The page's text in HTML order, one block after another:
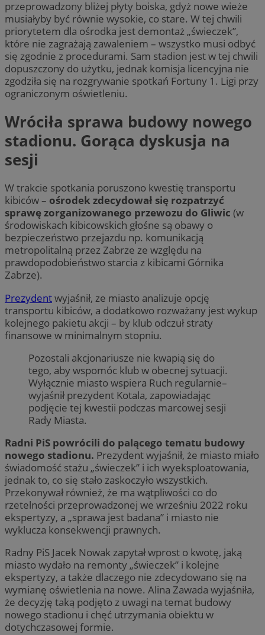
przeprowadzony bliżej płyty boiska, gdyż nowe wieże
musiałyby być równie wysokie, co stare. W tej chwili
priorytetem dla ośrodka jest demontaż „świeczek”,
które nie zagrażają zawaleniem – wszystko musi odbyć
się zgodnie z procedurami. Sam stadion jest w tej chwili
dopuszczony do użytku, jednak komisja licencyjna nie
zgodziła się na rozgrywanie spotkań Fortuny 1. Ligi przy
ograniczonym oświetleniu.
Wróciła sprawa budowy nowego
stadionu. Gorąca dyskusja na
sesji
W trakcie spotkania poruszono kwestię transportu
kibiców – ośrodek zdecydował się rozpatrzyć
sprawę zorganizowanego przewozu do Gliwic (w
środowiskach kibicowskich głośne są obawy o
bezpieczeństwo przejazdu np. komunikacją
metropolitalną przez Zabrze ze względu na
prawdopodobieństwo starcia z kibicami Górnika
Zabrze).
Prezydentwyjaśnił, ze miasto analizuje opcję
transportu kibiców, a dodatkowo rozważany jest wykup
kolejnego pakietu akcji – by klub odczuł straty
finansowe w minimalnym stopniu.
Pozostali akcjonariusze nie kwapią się do
tego, aby wspomóc klub w obecnej sytuacji.
Wyłącznie miasto wspiera Ruch regularnie–
wyjaśnił prezydent Kotala, zapowiadając
podjęcie tej kwestii podczas marcowej sesji
Rady Miasta.
Radni PiS powrócili do palącego tematu budowy
nowego stadionu. Prezydent wyjaśnił, że miasto miało
świadomość stażu „świeczek” i ich wyeksploatowania,
jednak to, co się stało zaskoczyło wszystkich.
Przekonywał również, że ma wątpliwości co do
rzetelności przeprowadzonej we wrześniu 2022 roku
ekspertyzy, a „sprawa jest badana” i miasto nie
wyklucza konsekwencji prawnych.
Radny PiS Jacek Nowak zapytał wprost o kwotę, jaką
miasto wydało na remonty „świeczek” i kolejne
ekspertyzy, a także dlaczego nie zdecydowano się na
wymianę oświetlenia na nowe. Alina Zawada wyjaśniła,
że decyzję taką podjęto z uwagi na temat budowy
nowego stadionu i chęć utrzymania obiektu w
dotychczasowej formie.